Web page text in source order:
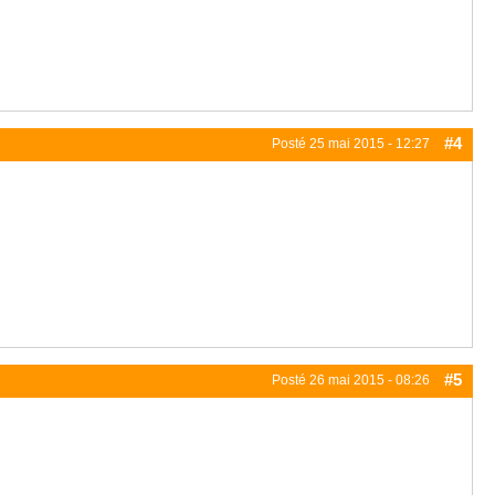
Posté 25 mai 2015 - 12:27 #4
Posté 26 mai 2015 - 08:26 #5